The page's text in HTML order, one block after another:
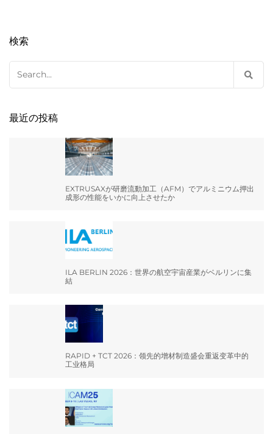
検索
最近の投稿
EXTRUSAXが研磨流動加工（AFM）でアルミニウム押出
成形の性能をいかに向上させたか
ILA BERLIN 2026：世界の航空宇宙産業がベルリンに集
結
RAPID + TCT 2026：领先的增材制造盛会重返变革中的
工业格局